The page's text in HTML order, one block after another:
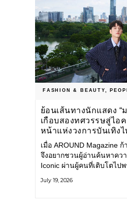
FASHION & BEAUTY,
ย้อนเส้นทางนักแสดง “ม
เกือบสองทศวรรษสู่ไอ
หน้าแห่งวงการบันเทิงไ
เมื่อ AROUND Magazine
จึงอยากชวนผู้อ่านค้นหาคว
Iconic ผ่านผู้คนที่เติบโตไป
คือ มาริโอ้ เมาเร่อ
July 19, 2026